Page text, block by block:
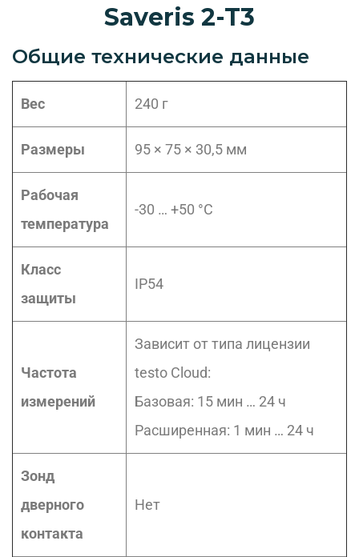
Saveris 2-T3
Общие технические данные
Вес 240 г
Размеры 95 × 75 × 30,5 мм
Рабочая
температура
-30 … +50 °C
Класс
защиты
IP54
Частота
измерений
Зависит от типа лицензии
testo Cloud:
Базовая: 15 мин … 24 ч
Расширенная: 1 мин … 24 ч
Зонд
дверного
контакта
Нет